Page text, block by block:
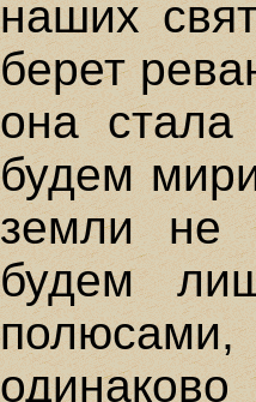
наших
берет
она
будем
земли не
будем
полюсами,